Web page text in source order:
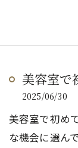
美容室で
2025/06/30
美容室で初め
な機会に選ん